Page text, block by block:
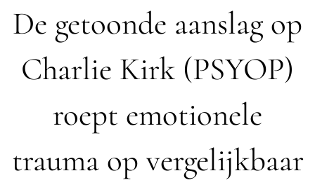
De getoonde aanslag op
Charlie Kirk (PSYOP)
roept emotionele
trauma op vergelijkbaar